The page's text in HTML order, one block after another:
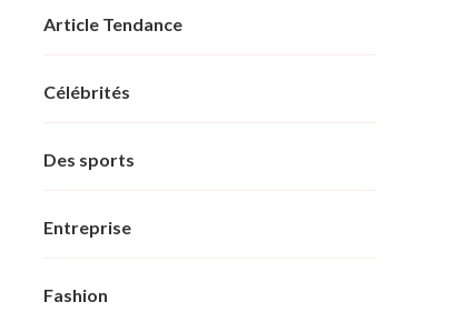
Article Tendance
Célébrités
Des sports
Entreprise
Fashion